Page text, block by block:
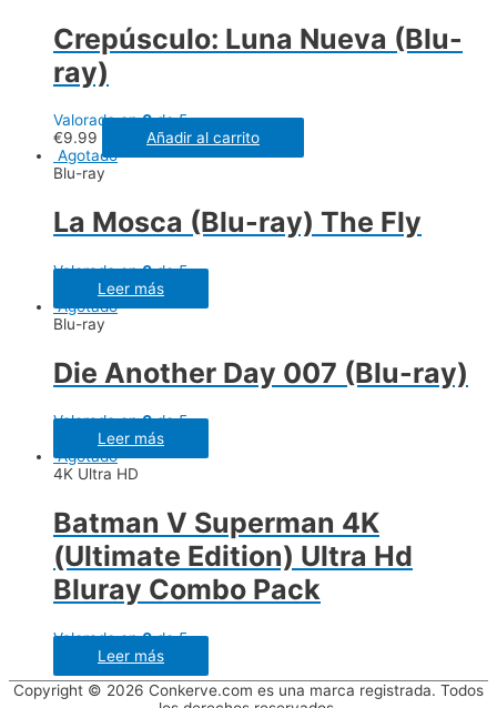
Crepúsculo: Luna Nueva (Blu-
ray)
Valorado en0de 5
€9.99
Añadir al carrito
Agotado
Blu-ray
La Mosca (Blu-ray) The Fly
Valorado en0de 5
Leer más
Agotado
Blu-ray
Die Another Day 007 (Blu-ray)
Valorado en0de 5
Leer más
Agotado
4K Ultra HD
Batman V Superman 4K
(Ultimate Edition) Ultra Hd
Bluray Combo Pack
Valorado en0de 5
Leer más
Copyright © 2026 Conkerve.com es una marca registrada. Todos